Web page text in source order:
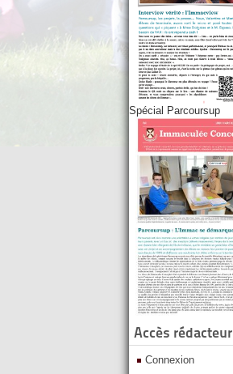
Spécial Parcoursup
Accès rédacteur
Connexion